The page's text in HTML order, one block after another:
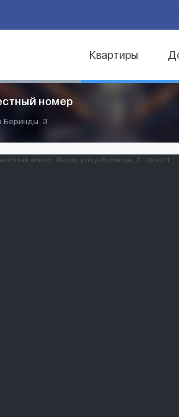
Квартиры
номер
Беринды, 3